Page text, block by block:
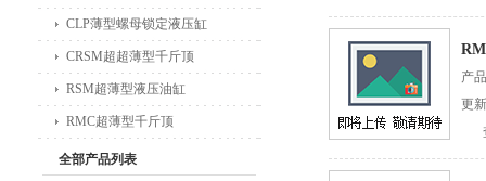
CLP薄型螺母锁定液压缸
CRSM超超薄型千斤顶
RSM超薄型液压油缸
RMC超薄型千斤顶
全部产品列表
产
更